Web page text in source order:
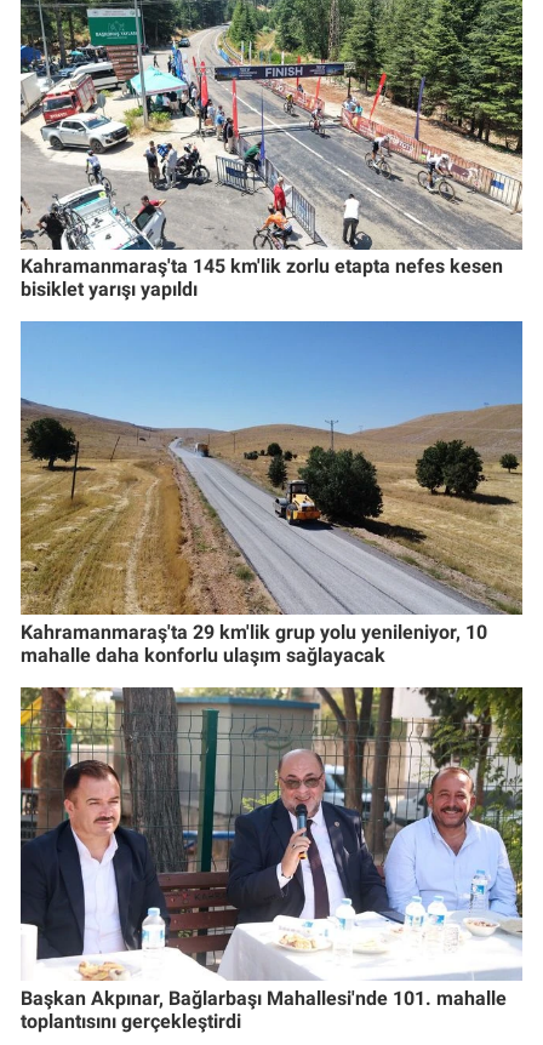
Kahramanmaraş'ta 145 km'lik zorlu etapta nefes kesen
bisiklet yarışı yapıldı
Kahramanmaraş'ta 29 km'lik grup yolu yenileniyor, 10
mahalle daha konforlu ulaşım sağlayacak
Başkan Akpınar, Bağlarbaşı Mahallesi'nde 101. mahalle
toplantısını gerçekleştirdi